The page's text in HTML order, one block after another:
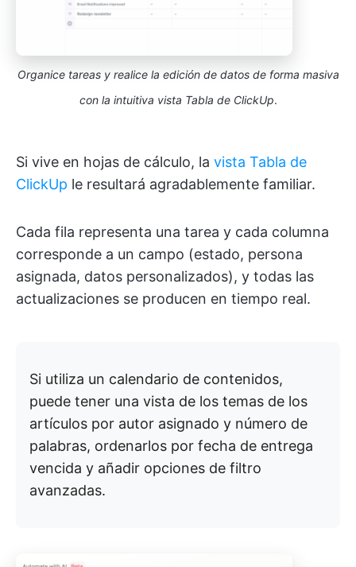
Organice tareas y realice la edición de datos de forma masiva
con la intuitiva vista Tabla de ClickUp.
Si vive en hojas de cálculo, la vista Tabla de
ClickUp le resultará agradablemente familiar.
Cada fila representa una tarea y cada columna
corresponde a un campo (estado, persona
asignada, datos personalizados), y todas las
actualizaciones se producen en tiempo real.
Si utiliza un calendario de contenidos,
puede tener una vista de los temas de los
artículos por autor asignado y número de
palabras, ordenarlos por fecha de entrega
vencida y añadir opciones de filtro
avanzadas.